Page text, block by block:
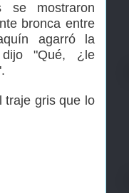
se mostraron
bronca entre
agarró la
"Qué, ¿le
traje gris que lo